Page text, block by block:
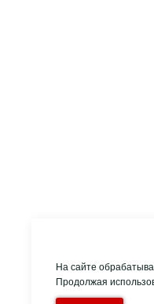
На сайте
Продолжая